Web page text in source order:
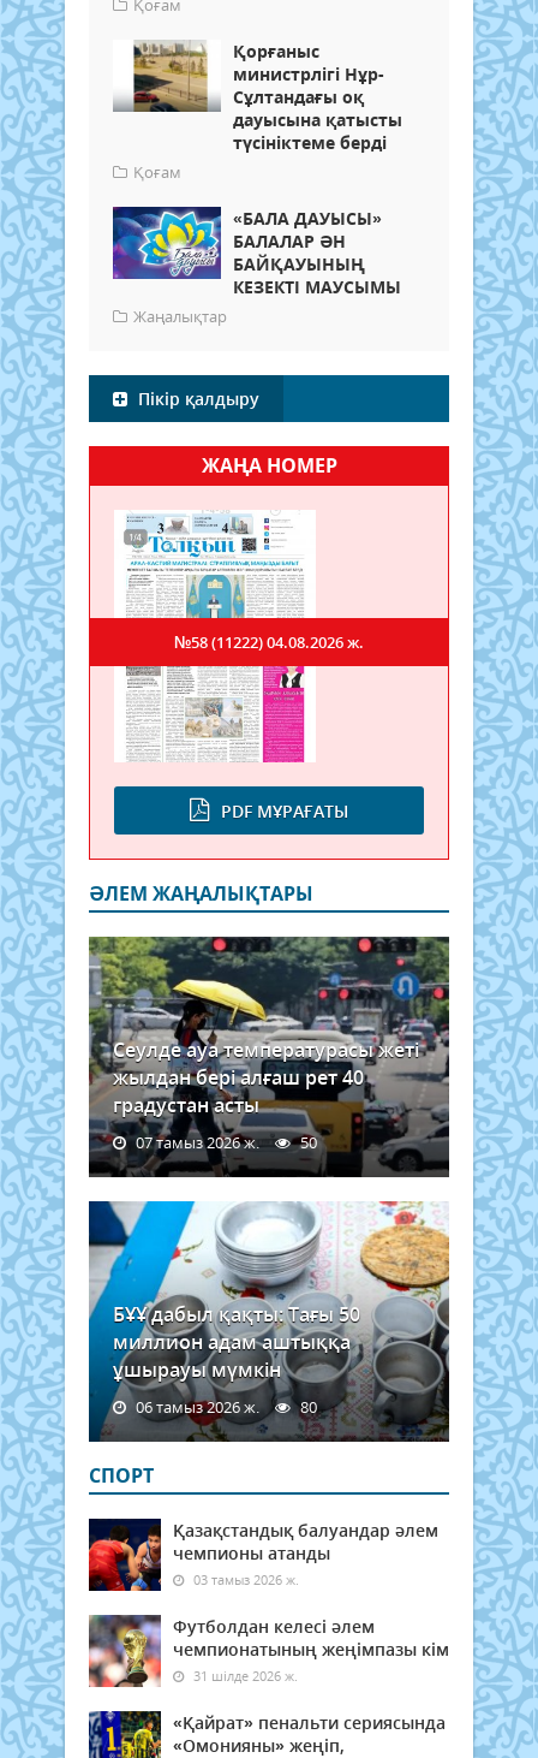
Қоғам
Қорғаныс
министрлігі Нұр-
Сұлтандағы оқ
дауысына қатысты
түсініктеме берді
Қоғам
«БАЛА ДАУЫСЫ»
БАЛАЛАР ӘН
БАЙҚАУЫНЫҢ
КЕЗЕКТІ МАУСЫМЫ
Жаңалықтар
Пікір қалдыру
ЖАҢА НОМЕР
PDF МҰРАҒАТЫ
№58 (11222)04.08.2026 ж.
ӘЛЕМ ЖАҢАЛЫҚТАРЫ
Сеулде ауа температурасы жеті
жылдан бері алғаш рет 40
градустан асты
07 тамыз 2026 ж. 50
БҰҰ дабыл қақты: Тағы 50
миллион адам аштыққа
ұшырауы мүмкін
06 тамыз 2026 ж. 80
СПОРТ
Қазақстандық балуандар әлем
чемпионы атанды
03 тамыз 2026 ж.
Футболдан келесі әлем
чемпионатының жеңімпазы кім
31 шілде 2026 ж.
«Қайрат» пенальти сериясында
«Омонияны» жеңіп,